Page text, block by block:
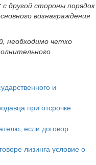
другой стороны порядок
вознаграждения
необходимо четко
и
при отсрочке
если договор
лизинга условие о